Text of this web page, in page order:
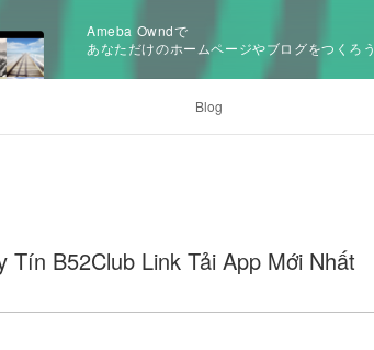
Ameba Owndで
あなただけのホームページやブログをつくろう
Blog
Tín B52Club Link Tải App Mới Nhất